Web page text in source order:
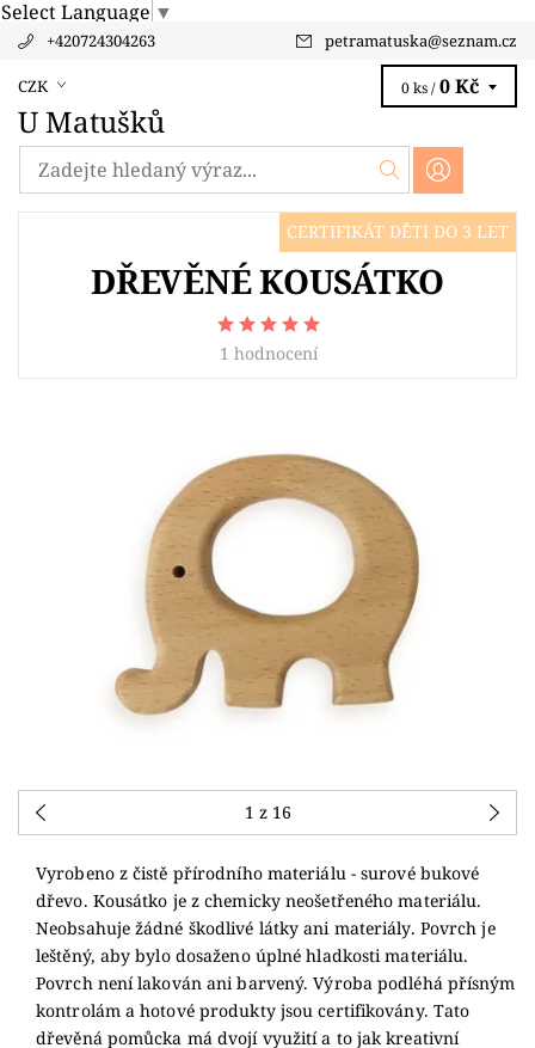
Select Language ▼
+420724304263 petramatuska@seznam.cz
CZK
U Matušků
0 ks / 0 Kč
CERTIFIKÁT DĚTI DO 3 LET
DŘEVĚNÉ KOUSÁTKO
1 hodnocení
1 z 16
Vyrobeno z čistě přírodního materiálu - surové bukové
dřevo. Kousátko je z chemicky neošetřeného materiálu.
Neobsahuje žádné škodlivé látky ani materiály. Povrch je
leštěný, aby bylo dosaženo úplné hladkosti materiálu.
Povrch není lakován ani barvený. Výroba podléhá přísným
kontrolám a hotové produkty jsou certifikovány. Tato
dřevěná pomůcka má dvojí využití a to jak kreativní